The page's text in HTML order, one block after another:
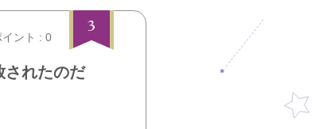
3
イント : 0
されたのだ